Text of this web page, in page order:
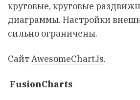
круговые, круговые
диаграммы. Настройки
сильно ограничены.
СайтAwesomeChartJs.
FusionCharts